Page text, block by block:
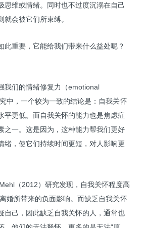
思维或情绪。同时也不过度沉溺在自己
会被它们所束缚。
此重要，它能给我们带来什么益处呢？
我们的情绪修复力（emotional
中，一个较为一致的结论是：自我关怀
平更低。而自我关怀的能力也是焦虑症
之一。这是因为，这种能力帮我们更好
绪，使它们持续时间更短，对人影响更
（2012）研究发现，自我关怀程度高
婚所带来的负面影响。而缺乏自我关怀
自己，因此缺乏自我关怀的人，通常也